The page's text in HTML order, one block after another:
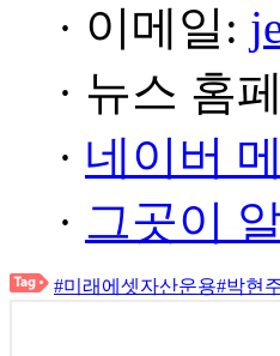
· 이메일:
· 뉴스 홈
· 네이버
· 그곳이
#미래에셋자산운용#박현